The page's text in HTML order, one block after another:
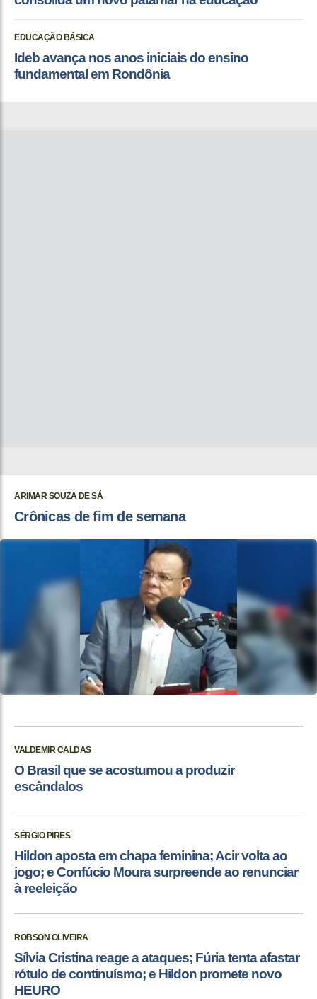
EDUCAÇÃO BÁSICA
Ideb avança nos anos iniciais do ensino
fundamental em Rondônia
ARIMAR SOUZA DE SÁ
Crônicas de fim de semana
VALDEMIR CALDAS
O Brasil que se acostumou a produzir
escândalos
SÉRGIO PIRES
Hildon aposta em chapa feminina; Acir volta ao
jogo; e Confúcio Moura surpreende ao renunciar
à reeleição
ROBSON OLIVEIRA
Sílvia Cristina reage a ataques; Fúria tenta afastar
rótulo de continuísmo; e Hildon promete novo
HEURO